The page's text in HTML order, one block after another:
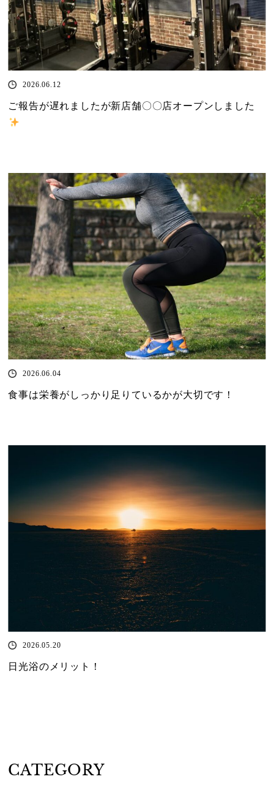
2026.06.12
ご報告が遅れましたが新店舗〇〇店オープンしました
2026.06.04
食事は栄養がしっかり足りているかが大切です！
2026.05.20
日光浴のメリット！
CATEGORY